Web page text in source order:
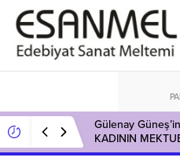
Gülenay
KADININ